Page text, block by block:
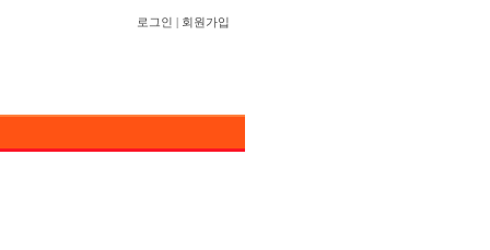
로그인 회원가입